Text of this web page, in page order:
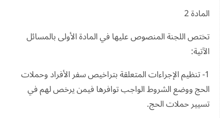
المادة 2
تختص اللجنة المنصوص عليها في المادة الأولى بالمسائل
الآتية:
1- تنظيم الإجراءات المتعلقة بتراخيص سفر الأفراد وحملات
الحج ووضع الشروط الواجب توافرها فيمن يرخص لهم في
تسيير حملات الحج.